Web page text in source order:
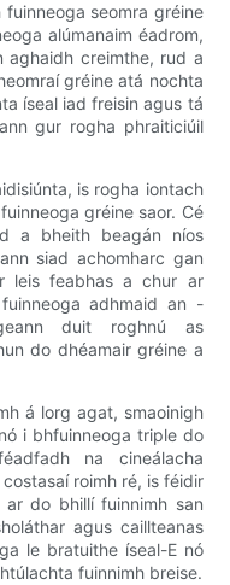
fuinneoga seomra gréine
alúmanaim éadrom,
aghaidh creimthe, rud a
gréine atá nochta
íseal iad freisin agus tá
gur rogha phraiticiúil
is rogha iontach
gréine saor. Cé
a bheith beagán níos
siad achomharc gan
leis feabhas a chur ar
adhmaid an -
duit roghnú as
do dhéamair gréine a
á lorg agat, smaoinigh
i bhfuinneoga triple do
na cineálacha
roimh ré, is féidir
do bhillí fuinnimh san
agus caillteanas
le bratuithe íseal-E nó
fuinnimh breise.